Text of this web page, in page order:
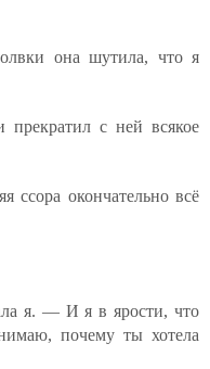
она шутила, что я
с ней всякое
ссора окончательно всё
я. — И я в ярости, что
почему ты хотела